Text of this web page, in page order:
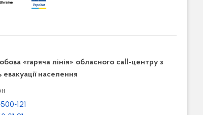
«гаряча лінія» обласного call-центру з
евакуації населення
121